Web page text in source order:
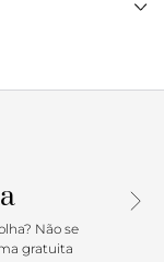
da bolsa.
interno com
é rica em
aba na
Não se
gratuita